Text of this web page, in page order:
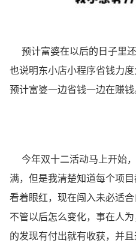
预计富婆在以后的日子里
也说明东小店小程序省钱力
预计富婆一边省钱一边在赚钱
今年双十二活动马上开始
满，但是我清楚知道每个项
看着眼红，现在闯入未必适
不管以后怎么变化，事在人
的发现有付出就有收获，并